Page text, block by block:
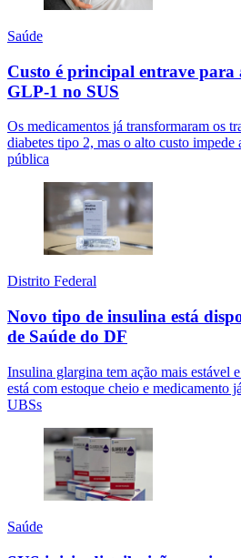
Saúde
Custo é principal entrave para
GLP-1 no SUS
Os medicamentos já transformaram os
diabetes tipo 2, mas o alto custo impede
pública
Distrito Federal
Novo tipo de insulina está
de Saúde do DF
Insulina glargina tem ação mais estável
está com estoque cheio e medicamento
UBSs
Saúde